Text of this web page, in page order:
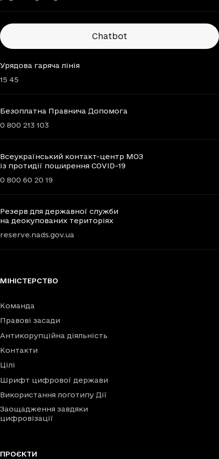
Chatbots
Chatbot
Урядова гаряча лінія
15 45
Безоплатна Правнича Допомога
0 800 213 103
Всеукраїнський контакт-центр МОЗ
із протидії поширення COVID-19
0 800 60 20 19
Резерв для державної служби
на деокупованих територіях
reserve.nads.gov.ua
МІНІСТЕРСТВО
Команда
Правові засади
Антикорупційна діяльність
Контакти
Цілі
Шрифт цифрової держави
Використання логотипу Дії
Заощадження завдяки
цифровізації
ПРОЄКТИ